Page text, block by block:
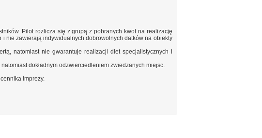
Pilot rozlicza się z grupą z pobranych kwot na realizację
i nie zawierają indywidualnych dobrowolnych datków na obiekty
natomiast nie gwarantuje realizacji diet specjalistycznych i
dokładnym odzwierciedleniem zwiedzanych miejsc.
imprezy.